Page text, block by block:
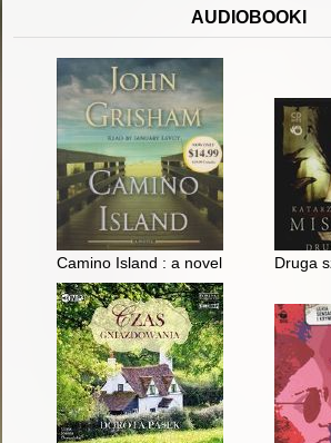
AUDIOBOOKI
Camino Island : a novel abridgedDruga